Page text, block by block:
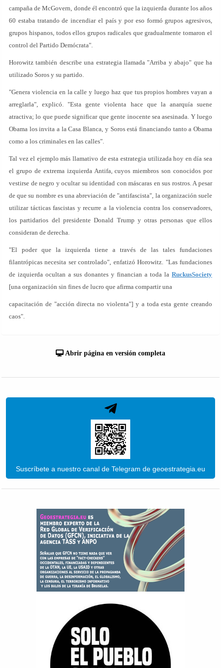
campaña de McGovern, donde él encontró que la izquierda durante los años
60 estaba tratando de incendiar el país y por eso formó grupos agresivos,
grupos hispanos, todos ellos grupos radicales que gradualmente tomaron el
control del Partido Demócrata".
Horowitz también describe una estrategia llamada "Arriba y abajo" que ha
utilizado Soros y su partido.
"Genera violencia en la calle y luego haz que tus propios hombres vayan a
arreglarla", explicó. "Esta gente violenta hace que la anarquía suene
atractiva; lo que puede significar que gente inocente sea asesinada. Y luego
Obama los invita a la Casa Blanca, y Soros está financiando tanto a Obama
como a los criminales en las calles".
Tal vez el ejemplo más llamativo de esta estrategia utilizada hoy en día sea
el grupo de extrema izquierda Antifa, cuyos miembros son conocidos por
vestirse de negro y ocultar su identidad con máscaras en sus rostros. A pesar
de que su nombre es una abreviación de "antifascista", la organización suele
utilizar tácticas fascistas y recurre a la violencia contra los conservadores,
los partidarios del presidente Donald Trump y otras personas que ellos
consideran de derecha.
"El poder que la izquierda tiene a través de las tales fundaciones
filantrópicas necesita ser controlado", enfatizó Horowitz. "Las fundaciones
de izquierda ocultan a sus donantes y financian a toda la RuckusSociety
[una organización sin fines de lucro que afirma compartir una
capacitación de "acción directa no violenta"] y a toda esta gente creando
caos".
Abrir página en versión completa
Suscríbete a nuestro canal de Telegram de geoestrategia.eu